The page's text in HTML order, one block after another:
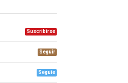
Suscribirse
Seguir
Seguie